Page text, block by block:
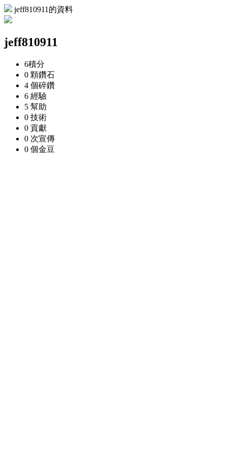
jeff810911的資料
jeff810911
6積分
0 顆鑽石
4 個碎鑽
6 經驗
5 幫助
0 技術
0 貢獻
0 次宣傳
0 個金豆